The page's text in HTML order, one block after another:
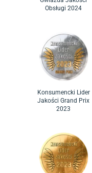
Obsługi 2024
Konsumencki Lider
Jakości Grand Prix
2023